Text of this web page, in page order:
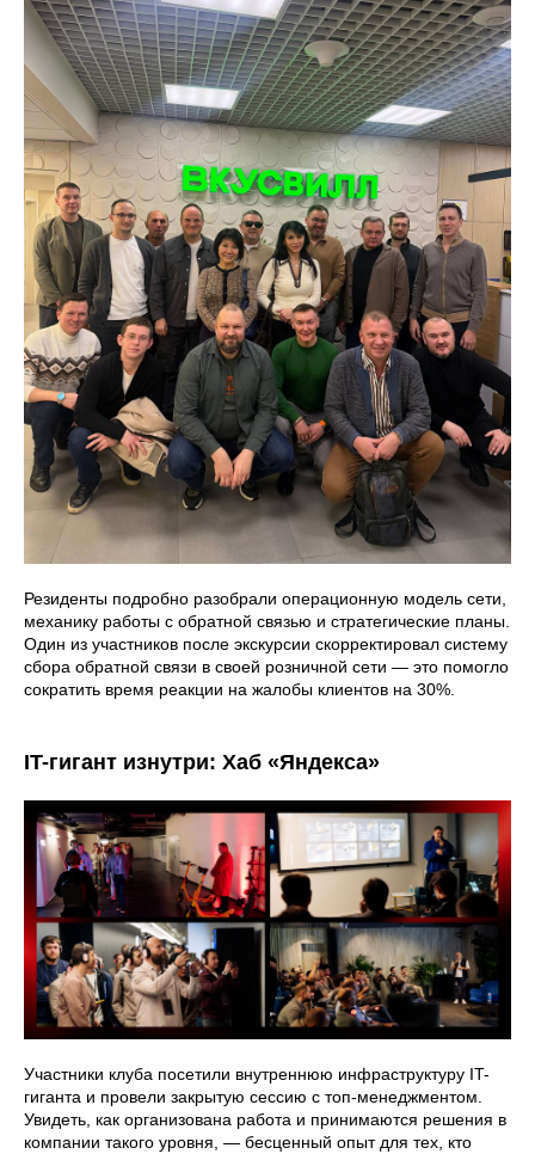
Резиденты подробно разобрали операционную модель сети,
механику работы с обратной связью и стратегические планы.
Один из участников после экскурсии скорректировал систему
сбора обратной связи в своей розничной сети — это помогло
сократить время реакции на жалобы клиентов на 30%.
IT-гигант изнутри: Хаб «Яндекса»
Участники клуба посетили внутреннюю инфраструктуру IT-
гиганта и провели закрытую сессию с топ-менеджментом.
Увидеть, как организована работа и принимаются решения в
компании такого уровня, — бесценный опыт для тех, кто